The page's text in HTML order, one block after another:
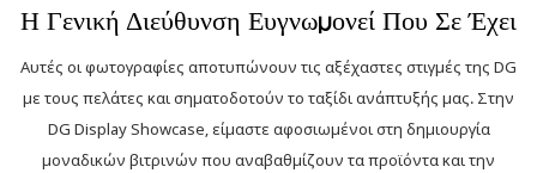
Η Γενική Διεύθυνση Ευγνωμονεί Που Σε Έχει
Αυτές οι φωτογραφίες αποτυπώνουν τις αξέχαστες στιγμές της DG
με τους πελάτες και σηματοδοτούν το ταξίδι ανάπτυξής μας. Στην
DG Display Showcase, είμαστε αφοσιωμένοι στη δημιουργία
μοναδικών βιτρινών που αναβαθμίζουν τα προϊόντα και την